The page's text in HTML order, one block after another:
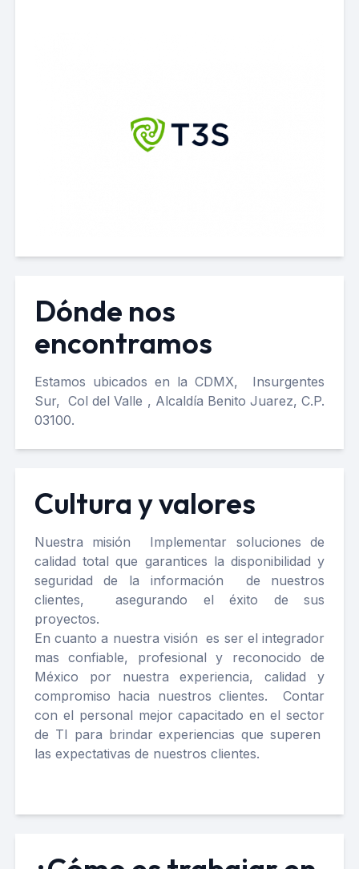
Dónde nos
encontramos
Estamos ubicados en la CDMX, Insurgentes
Sur, Col del Valle , Alcaldía Benito Juarez, C.P.
03100.
Cultura y valores
Nuestra misión Implementar soluciones de
calidad total que garantices la disponibilidad y
seguridad de la información de nuestros
clientes, asegurando el éxito de sus
proyectos.
En cuanto a nuestra visión es ser el integrador
mas confiable, profesional y reconocido de
México por nuestra experiencia, calidad y
compromiso hacia nuestros clientes. Contar
con el personal mejor capacitado en el sector
de TI para brindar experiencias que superen
las expectativas de nuestros clientes.